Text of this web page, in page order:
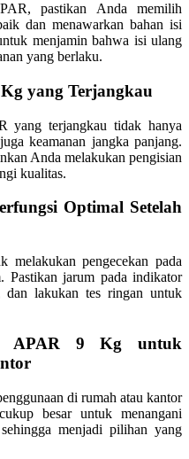
pastikan Anda memilih
dan menawarkan bahan isi
menjamin bahwa isi ulang
yang berlaku.
yang Terjangkau
yang terjangkau tidak hanya
keamanan jangka panjang.
Anda melakukan pengisian
kualitas.
Optimal Setelah
pengecekan pada
Pastikan jarum pada indikator
dan lakukan tes ringan untuk
APAR 9 Kg untuk
di rumah atau kantor
besar untuk menangani
menjadi pilihan yang